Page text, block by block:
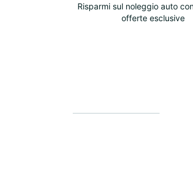
Risparmi sul noleggio auto
offerte esclusive